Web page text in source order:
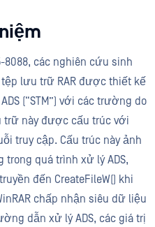
8088, các nghiên cứu sinh
lưu trữ RAR được thiết kế
(“STM”) với các trường do
trữ này được cấu trúc với
truy cập. Cấu trúc này ảnh
quá trình xử lý ADS,
đến CreateFileW() khi
chấp nhận siêu dữ liệu
dẫn xử lý ADS, các giá trị